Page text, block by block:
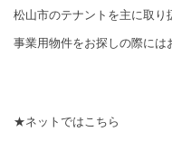
松山市のテナントを主に取り
事業用物件をお探しの際に
★ネットではこちら